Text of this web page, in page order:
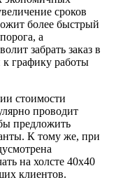
сроков
более быстрый
а
забрать заказ в
к графику работы
стоимости
проводит
предложить
К тому же, при
на холсте 40х40
клиентов.